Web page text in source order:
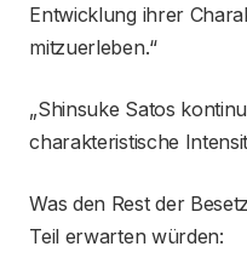
Entwicklung ihrer
mitzuerleben.“
„Shinsuke Satos
charakteristische
Was den Rest der
Teil erwarten würden: